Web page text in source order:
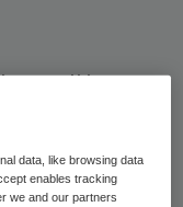
voorzitter van
is voor
eenmaal
data, like browsing data
enables tracking
we and our partners